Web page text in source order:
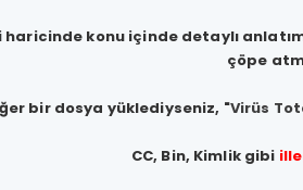
konu içinde detaylı
çöpe
bir dosya yüklediyseniz, "Virüs
CC, Bin, Kimlik gibi